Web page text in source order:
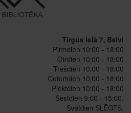
Tirgus ielā 7, Balvi
Pirmdien 10:00 - 18:00
Otrdien 10:00 - 18:00
Trešdien 10:00 - 18:00
Ceturtdien 10:00 - 18:00
Piektdien 10:00 - 18:00
Sestdien 9:00 - 15:00.
Svētdien SLĒGTS.